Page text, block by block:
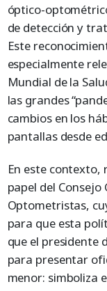
óptico-
de detección y
Este
especialmente
Mundial de la
las grandes
cambios en los
pantallas desde
En este contexto,
papel del Consejo
Optometristas,
para que esta
que el presidente
para presentar
menor: simboliza